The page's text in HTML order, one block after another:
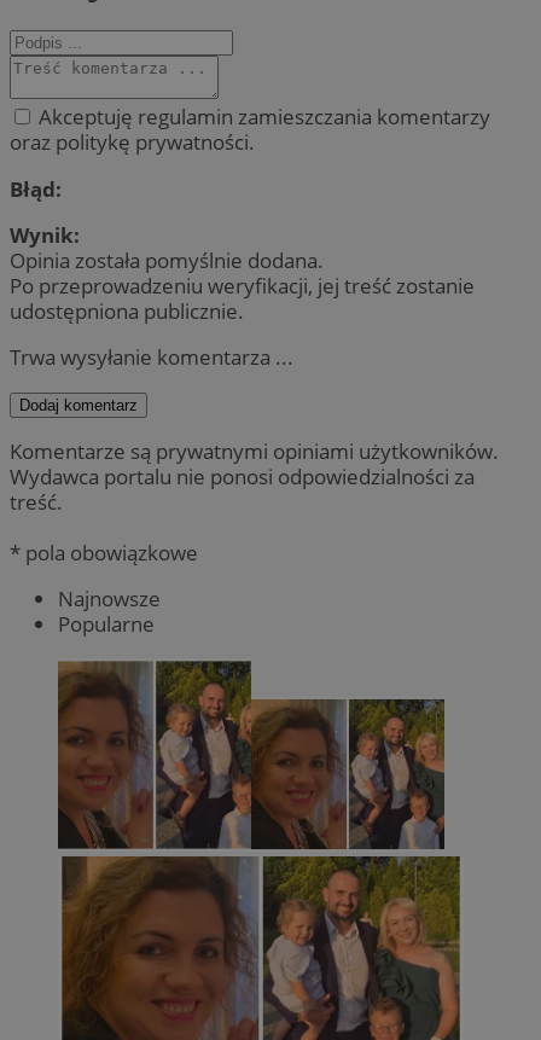
Akceptuję regulamin zamieszczania komentarzy
oraz politykę prywatności.
Błąd:
Wynik:
Opinia została pomyślnie dodana.
Po przeprowadzeniu weryfikacji, jej treść zostanie
udostępniona publicznie.
Trwa wysyłanie komentarza ...
Dodaj komentarz
Komentarze są prywatnymi opiniami użytkowników.
Wydawca portalu nie ponosi odpowiedzialności za
treść.
* pola obowiązkowe
Najnowsze
Popularne